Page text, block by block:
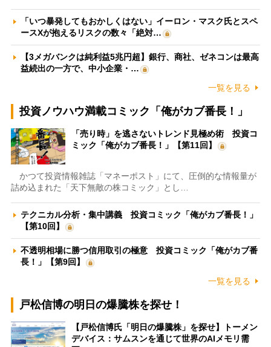
「いつ暴発してもおかしくはない」イーロン・マスク氏とスペ
ースXが抱えるリスクの数々「絶対…
【3メガバンクは純利益5兆円超】銀行、商社、ゼネコンは最高
益続出の一方で、中小企業・…
一覧を見る
投資ノウハウ満載コミック「俺がカブ番長！」
「売り時」を逃さないトレンド見極め術 投資コ
ミック「俺がカブ番長！」【第11回】
かつて投資情報雑誌「マネーポスト」にて、圧倒的な情報量が
詰め込まれた「天下無敵の株コミック」とし…
テクニカル分析・集中講義 投資コミック「俺がカブ番長！」
【第10回】
不透明相場に勝つ信用取引の極意 投資コミック「俺がカブ番
長！」【第9回】
一覧を見る
戸松信博の明日の爆騰株を探せ！
【戸松信博氏「明日の爆騰株」を探せ】トーメン
デバイス：サムスンを通じて世界のAIメモリ需